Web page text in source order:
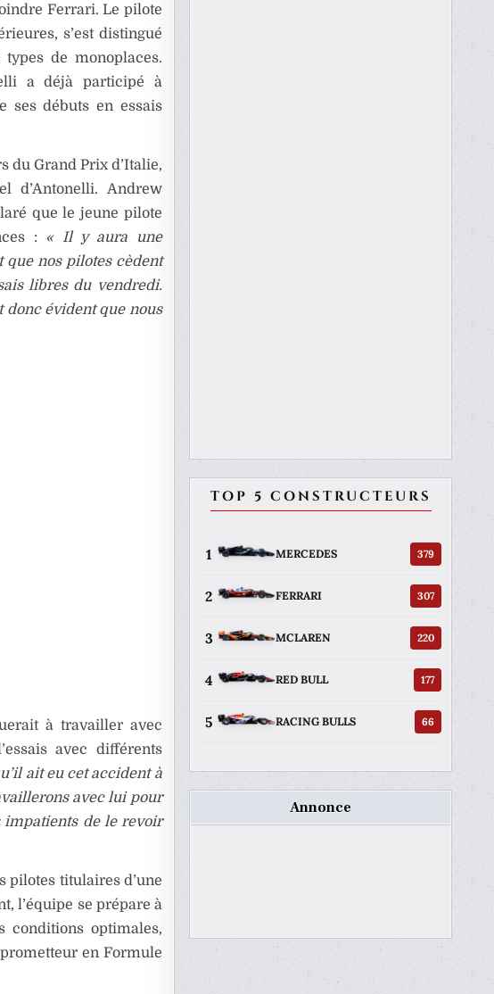
Ferrari. Le pilote
s’est distingué
de monoplaces.
a déjà participé à
ses débuts en essais
du Grand Prix d’Italie,
d’Antonelli. Andrew
que le jeune pilote
: « Il y aura une
nos pilotes cèdent
libres du vendredi.
évident que nous
à travailler avec
avec différents
ait eu cet accident à
avec lui pour
impatients de le revoir
pilotes titulaires d’une
l’équipe se prépare à
conditions optimales,
en Formule
TOP 5 CONSTRUCTEURS
1 MERCEDES 379
2 FERRARI 307
3 MCLAREN 220
4 RED BULL 177
5 RACING BULLS 66
Annonce